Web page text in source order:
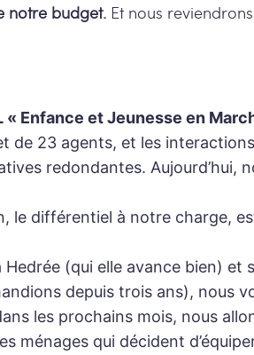
notre budget. Et nous
« Enfance et Jeunesse en
de 23 agents, et les
redondantes. Aujourd’hui,
le différentiel à notre charge,
Hedrée (qui elle avance bien) et
depuis trois ans), nous
les prochains mois, nous
qui décident